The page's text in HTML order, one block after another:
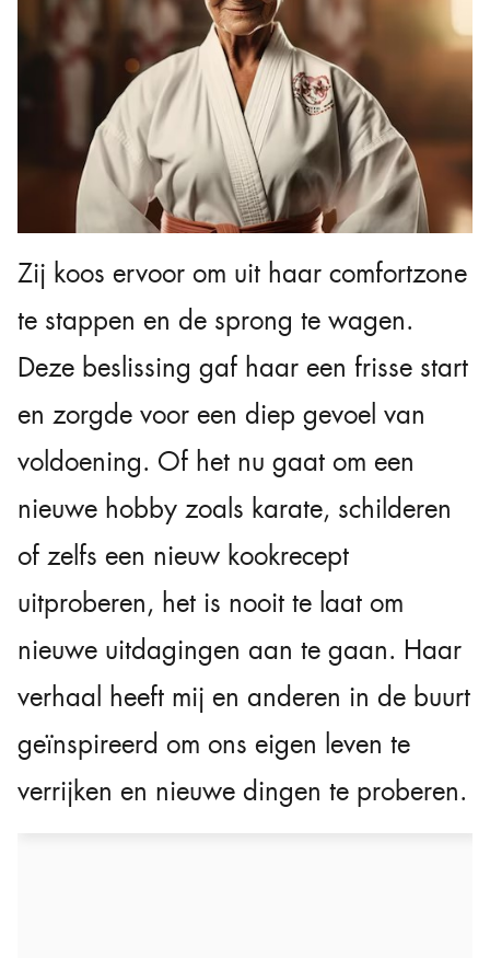
Zij koos ervoor om uit haar comfortzone
te stappen en de sprong te wagen.
Deze beslissing gaf haar een frisse start
en zorgde voor een diep gevoel van
voldoening. Of het nu gaat om een
nieuwe hobby zoals karate, schilderen
of zelfs een nieuw kookrecept
uitproberen, het is nooit te laat om
nieuwe uitdagingen aan te gaan. Haar
verhaal heeft mij en anderen in de buurt
geïnspireerd om ons eigen leven te
verrijken en nieuwe dingen te proberen.